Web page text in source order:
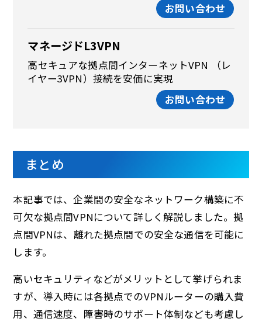
お問い合わせ
マネージドL3VPN
高セキュアな拠点間インターネットVPN （レ
イヤー3VPN）接続を安価に実現
お問い合わせ
まとめ
本記事では、企業間の安全なネットワーク構築に不
可欠な拠点間VPNについて詳しく解説しました。拠
点間VPNは、離れた拠点間での安全な通信を可能に
します。
高いセキュリティなどがメリットとして挙げられま
すが、導入時には各拠点でのVPNルーターの購入費
用、通信速度、障害時のサポート体制なども考慮し